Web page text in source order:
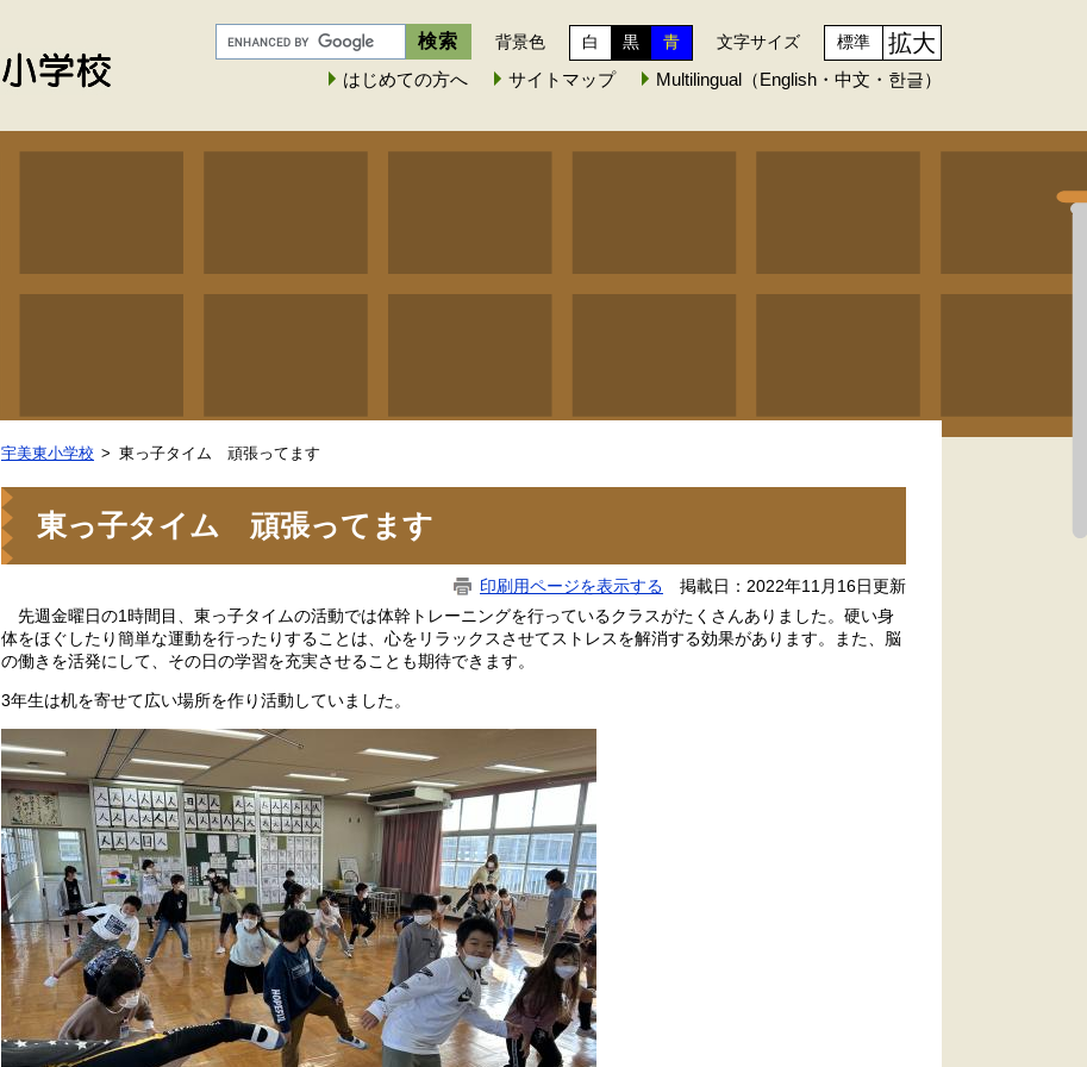
背景色 白 黒 青 文字サイズ 標準 拡大
はじめての方へ サイトマップ Multilingual（English・中文・한글）
宇美東小学校 東っ子タイム 頑張ってます
東っ子タイム 頑張ってます
印刷用ページを表示する 掲載日：2022年11月16日更新
先週金曜日の1時間目、東っ子タイムの活動では体幹トレーニングを行っているクラスがたくさんありました。硬い身
体をほぐしたり簡単な運動を行ったりすることは、心をリラックスさせてストレスを解消する効果があります。また、脳
の働きを活発にして、その日の学習を充実させることも期待できます。
3年生は机を寄せて広い場所を作り活動していました。